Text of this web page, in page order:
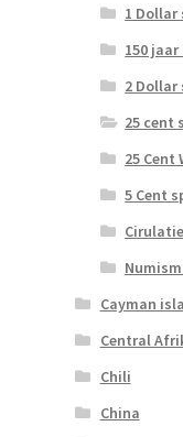
1 Dollar
150 jaar
2 Dollar
25 cent
25 Cent
5 Cent
Cayman
Central
Chili
China